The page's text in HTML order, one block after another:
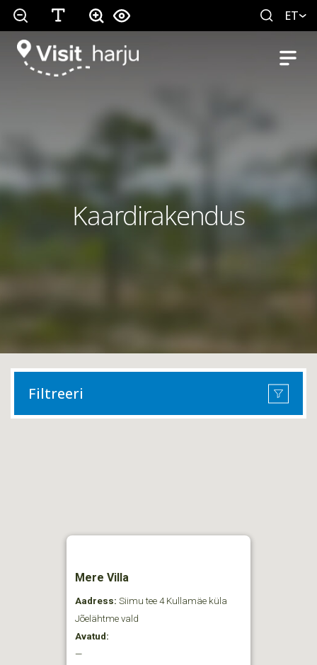
ET
Kaardirakendus
Filtreeri
Mere Villa
Aadress: Siimu tee 4 Kullamäe küla
Jõelähtme vald
Avatud:
—